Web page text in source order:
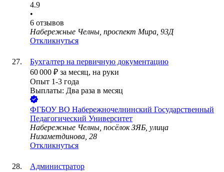
4.9
•
6 отзывов
Набережные Челны, проспект Мира, 93Д
Откликнуться
Бухгалтер на первичную документацию
60 000 ₽ за месяц, на руки
Опыт 1-3 года
Выплаты: Два раза в месяц
ФГБОУ ВО Набережночелнинский Государственный
Педагогический Университет
Набережные Челны, посёлок ЗЯБ, улица
Низаметдинова, 28
Откликнуться
Администратор